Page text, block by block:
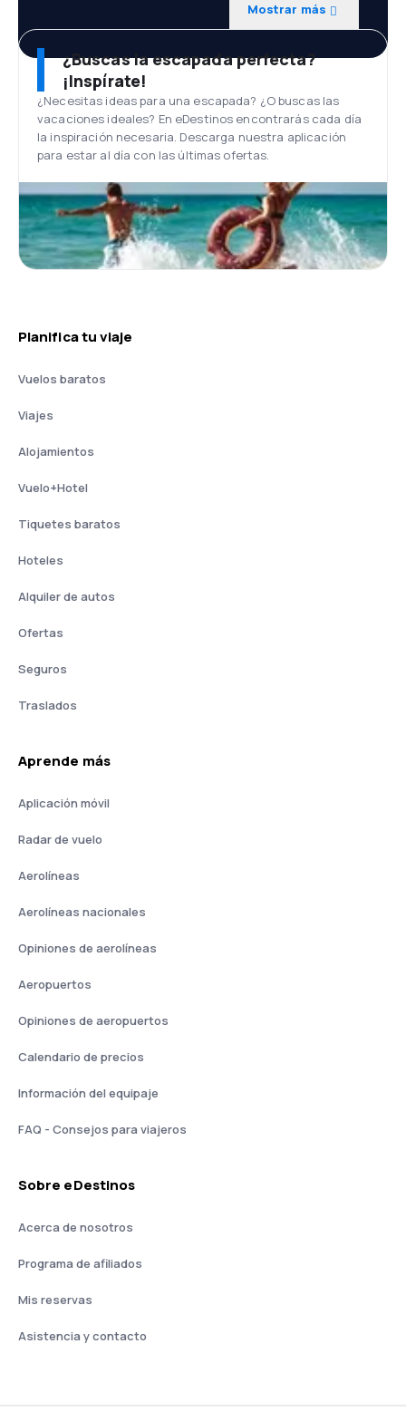
Mostrar más
¿Buscas la escapada perfecta?
¡Inspírate!
¿Necesitas ideas para una escapada? ¿O buscas las
vacaciones ideales? En eDestinos encontrarás cada día
la inspiración necesaria. Descarga nuestra aplicación
para estar al día con las últimas ofertas.
Planifica tu viaje
Vuelos baratos
Viajes
Alojamientos
Vuelo+Hotel
Tiquetes baratos
Hoteles
Alquiler de autos
Ofertas
Seguros
Traslados
Aprende más
Aplicación móvil
Radar de vuelo
Aerolíneas
Aerolíneas nacionales
Opiniones de aerolíneas
Aeropuertos
Opiniones de aeropuertos
Calendario de precios
Información del equipaje
FAQ - Consejos para viajeros
Sobre eDestinos
Acerca de nosotros
Programa de afiliados
Mis reservas
Asistencia y contacto